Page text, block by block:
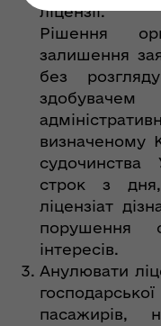
ліцензії.
Рішення
залишення
без
здобувачем
визначеному
судочинства
строк з дня,
ліцензіат
порушення
інтересів.
Анулювати
пасажирів,